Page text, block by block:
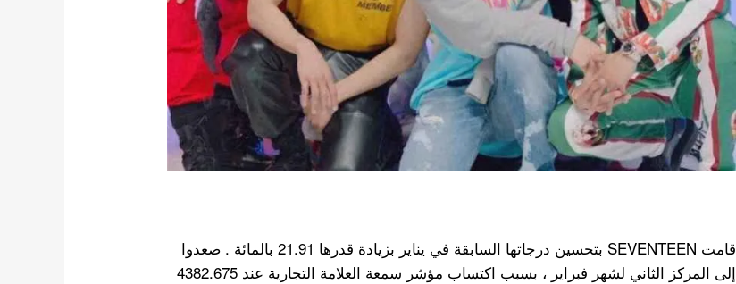
قامت SEVENTEEN بتحسين درجاتها السابقة في يناير بزيادة قدرها 21.91 بالمائة . صعدوا
إلى المركز الثاني لشهر فبراير ، بسبب اكتساب مؤشر سمعة العلامة التجارية عند 4382.675